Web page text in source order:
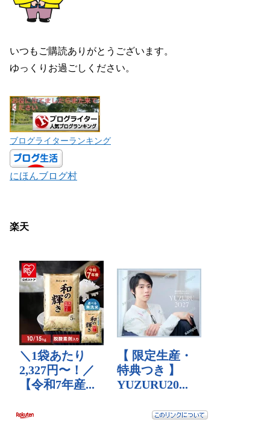
いつもご購読ありがとうございます。
ゆっくりお過ごしください。
ブログライターランキング
にほんブログ村
楽天